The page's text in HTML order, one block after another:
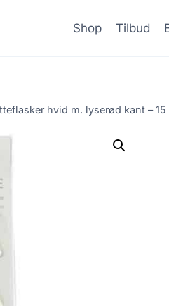
Shop Tilbud
hvid m. lyserød kant –